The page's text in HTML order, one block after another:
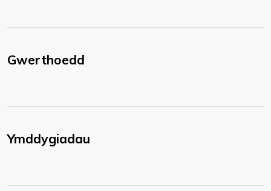
Gwerthoedd
Ymddygiadau